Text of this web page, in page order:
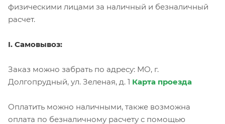
физическими лицами за наличный и безналичный
расчет.
I. Самовывоз:
Заказ можно забрать по адресу: МО, г.
Долгопрудный, ул. Зеленая, д. 1 Карта проезда
Оплатить можно наличными, также возможна
оплата по безналичному расчету с помощью